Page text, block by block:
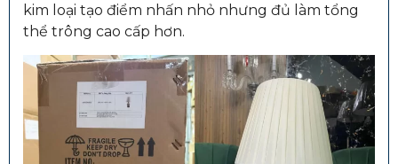
kim loại tạo điểm nhấn nhỏ nhưng đủ làm tổng
thể trông cao cấp hơn.